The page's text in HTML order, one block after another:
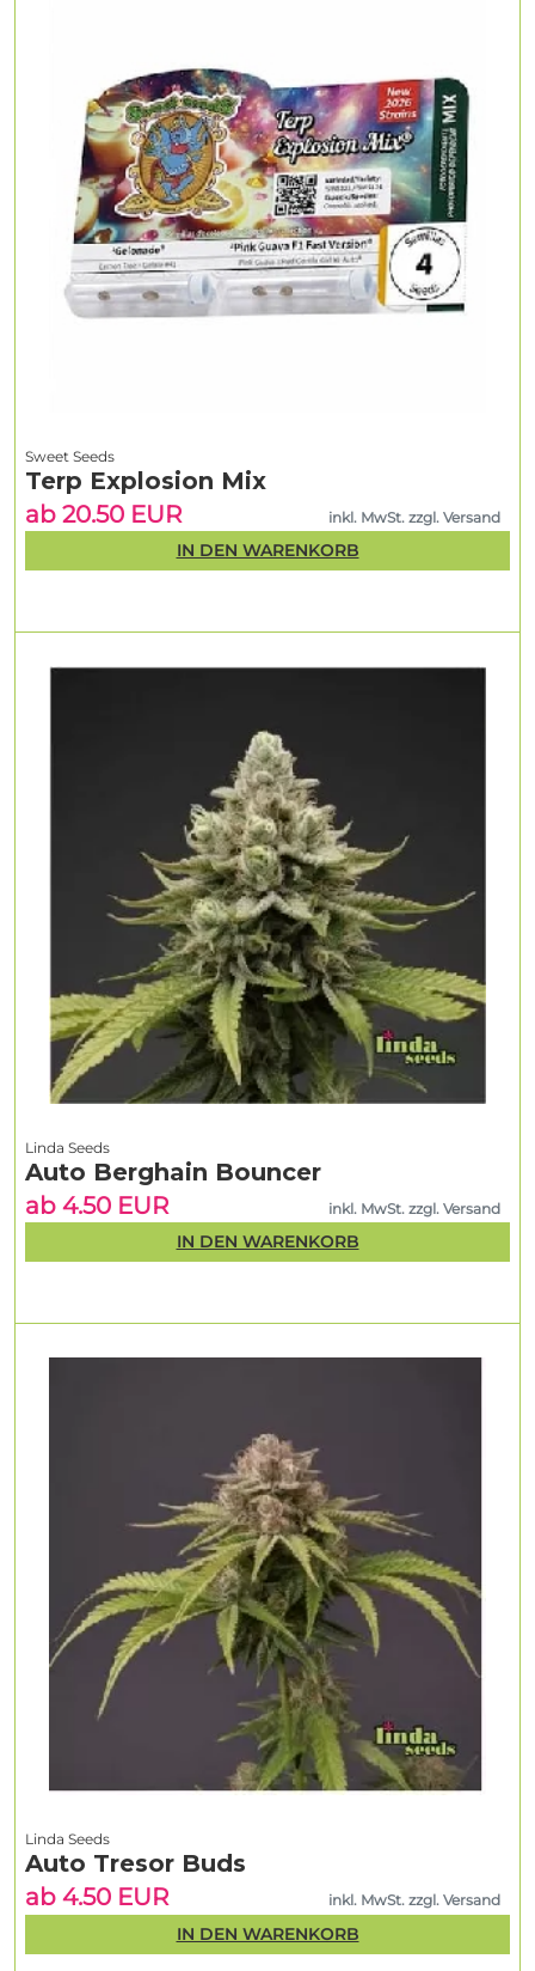
Linda Seeds
Auto Tresor Buds
ab 4.50 EUR
inkl. MwSt. zzgl. Versand
IN DEN WARENKORB
Linda Seeds
Auto Berghain Bouncer
ab 4.50 EUR
inkl. MwSt. zzgl. Versand
IN DEN WARENKORB
Sweet Seeds
Terp Explosion Mix
ab 20.50 EUR
inkl. MwSt. zzgl. Versand
IN DEN WARENKORB